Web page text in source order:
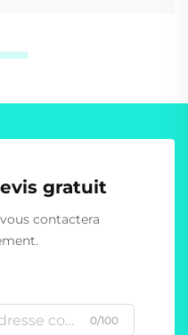
gratuit
contactera
0/100